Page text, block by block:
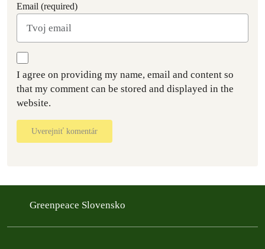
Email (required)
I agree on providing my name, email and content so
that my comment can be stored and displayed in the
website.
Uverejniť komentár
Greenpeace Slovensko